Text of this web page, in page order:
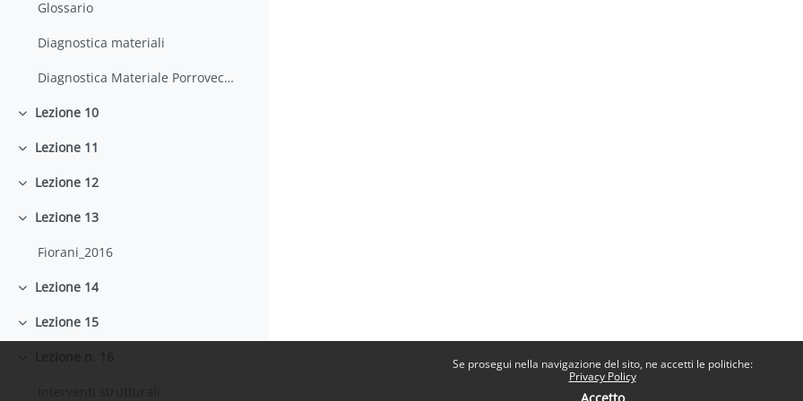
Se prosegui nella navigazione del sito, ne accetti le politiche:
Privacy Policy
Glossario
Diagnostica materiali
Diagnostica Materiale Porrovecchio
Minimizza
Lezione 10
Minimizza
Lezione 11
Minimizza
Lezione 12
Minimizza
Lezione 13
Fiorani_2016
Minimizza
Lezione 14
Minimizza
Lezione 15